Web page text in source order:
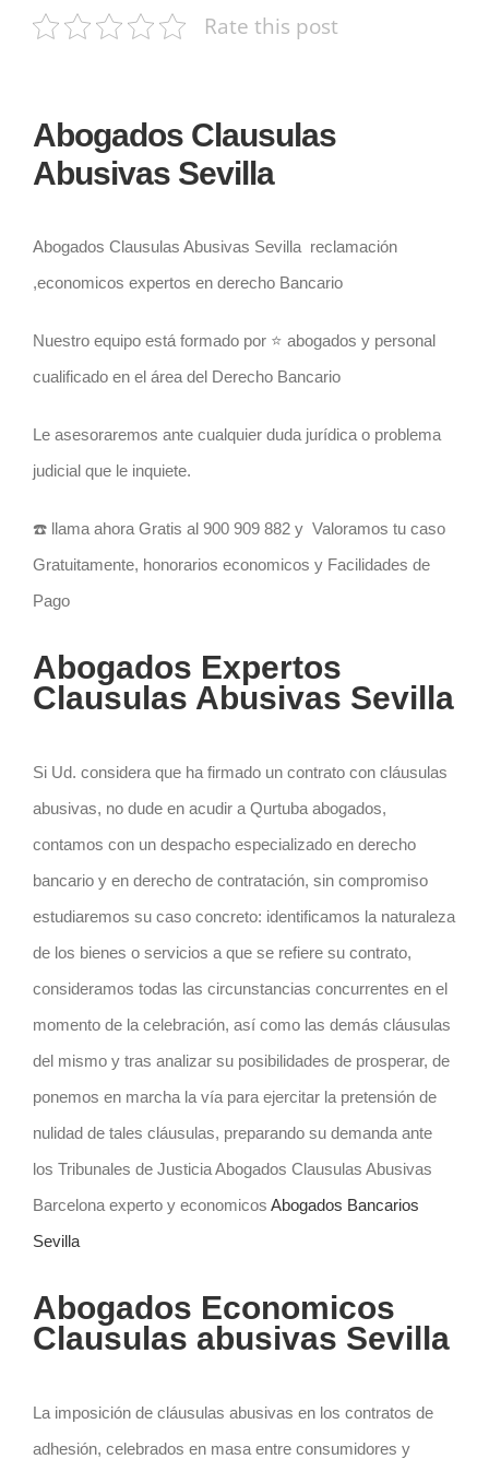
Rate this post
Abogados Clausulas
Abusivas Sevilla
Abogados Clausulas Abusivas Sevilla reclamación
,economicos expertos en derecho Bancario
Nuestro equipo está formado por ⭐️ abogados y personal
cualificado en el área del Derecho Bancario
Le asesoraremos ante cualquier duda jurídica o problema
judicial que le inquiete.
☎️ llama ahora Gratis al 900 909 882 y Valoramos tu caso
Gratuitamente, honorarios economicos y Facilidades de
Pago
Abogados Expertos
Clausulas Abusivas Sevilla
Si Ud. considera que ha firmado un contrato con cláusulas
abusivas, no dude en acudir a Qurtuba abogados,
contamos con un despacho especializado en derecho
bancario y en derecho de contratación, sin compromiso
estudiaremos su caso concreto: identificamos la naturaleza
de los bienes o servicios a que se refiere su contrato,
consideramos todas las circunstancias concurrentes en el
momento de la celebración, así como las demás cláusulas
del mismo y tras analizar su posibilidades de prosperar, de
ponemos en marcha la vía para ejercitar la pretensión de
nulidad de tales cláusulas, preparando su demanda ante
los Tribunales de Justicia Abogados Clausulas Abusivas
Barcelona experto y economicos Abogados Bancarios
Sevilla
Abogados Economicos
Clausulas abusivas Sevilla
La imposición de cláusulas abusivas en los contratos de
adhesión, celebrados en masa entre consumidores y